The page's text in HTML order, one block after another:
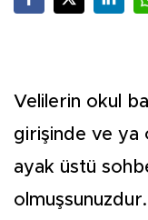
Velilerin okul
girişinde ve ya
ayak üstü
olmuşsunuzdur.